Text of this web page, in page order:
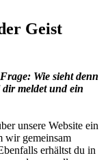
Geist
Wie sieht denn
meldet und ein
unsere Website ein
wir gemeinsam
erhältst du in